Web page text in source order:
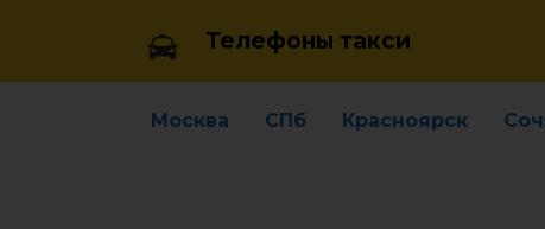
Телефоны такси
Москва СПб Красноярск